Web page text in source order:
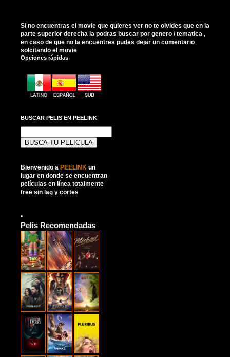
Si no encuentras el movie que quieres ver no te olvides que en la
parte superior derecha la podras buscar por genero / tematica ,
en caso de que no la encuentres pudes dejar un comentario
solcitando el movie
Opciones rápidas
BUSCAR PELIS EN PEELINK
Bienvenido a PEELINK un
lugar en donde se encuentran
películas en línea totalmente
free sin lag y cortes
Pelis Recomendadas